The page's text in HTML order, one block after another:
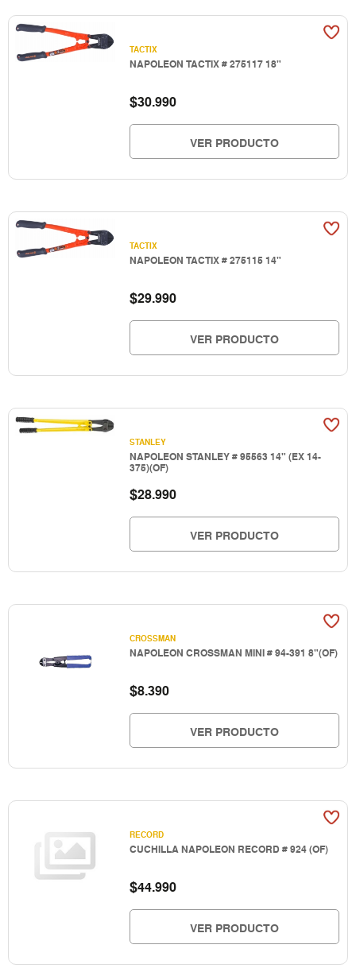
TACTIX
NAPOLEON TACTIX # 275117 18"
$30.990
VER PRODUCTO
TACTIX
NAPOLEON TACTIX # 275115 14"
$29.990
VER PRODUCTO
STANLEY
NAPOLEON STANLEY # 95563 14" (EX 14-
375)(OF)
$28.990
VER PRODUCTO
CROSSMAN
NAPOLEON CROSSMAN MINI # 94-391 8"(OF)
$8.390
VER PRODUCTO
RECORD
CUCHILLA NAPOLEON RECORD # 924 (OF)
$44.990
VER PRODUCTO